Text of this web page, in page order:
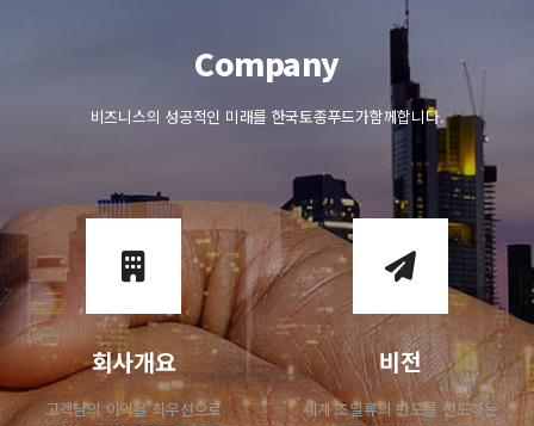
Company
비즈니스의 성공적인 미래를 한국토종푸드가함께합니다.
회사개요
고객님의 이익을 최우선으로
비전
세계 초일류의 반도를 선도하는